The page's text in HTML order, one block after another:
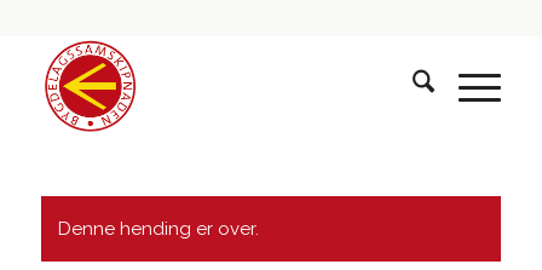
Denne hending er over.